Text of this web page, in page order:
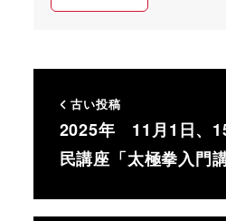
古い投稿
2025年 11月1日、
民講座「太極拳入門